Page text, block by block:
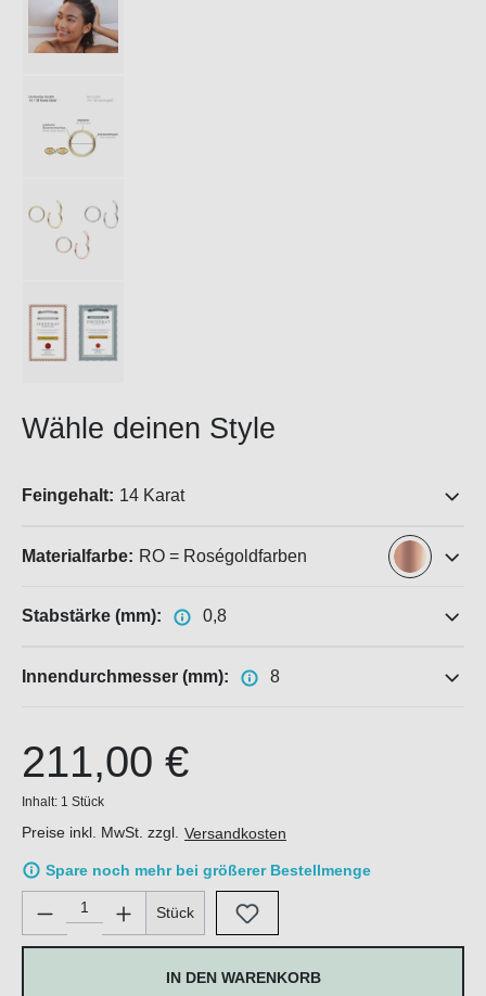
Wähle deinen Style
Feingehalt: 14 Karat
Materialfarbe: RO = Roségoldfarben
Stabstärke (mm): 0,8
Innendurchmesser (mm): 8
211,00 €
Inhalt: 1 Stück
Preise inkl. MwSt. zzgl. Versandkosten
Spare noch mehr bei größerer Bestellmenge
Produkt Anzahl: Gib den gewünschten Wert ein oder
Stück
IN DEN WARENKORB